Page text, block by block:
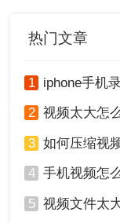
热门文章
1 iphone手机录
2 视频太大怎么
3 如何压缩视
4 手机视频怎
5 视频文件太大